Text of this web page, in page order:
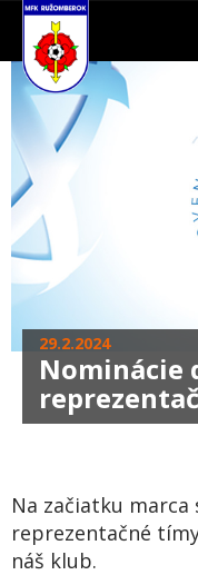
29.2.2024
Nominácie
Na začiatku marca
reprezentačné
náš klub.